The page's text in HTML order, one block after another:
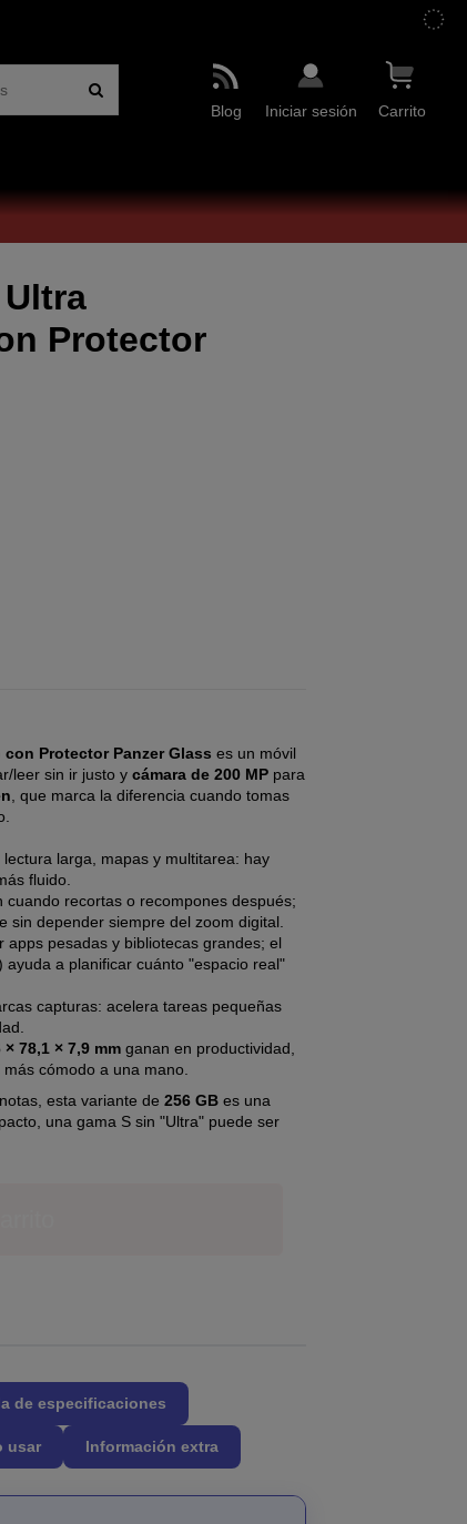
Blog Iniciar sesión Carrito
Protector
con Protector Panzer Glass es un móvil
leer sin ir justo y cámara de 200 MPpara
, que marca la diferencia cuando tomas
larga, mapas y multitarea: hay
fluido.
recortas o recompones después;
sin depender siempre del zoom digital.
apps pesadas y bibliotecas grandes; el
ayuda a planificar cuánto "espacio real"
capturas: acelera tareas pequeñas
× 78,1 × 7,9 mmganan en productividad,
cómodo a una mano.
esta variante de 256 GBes una
una gama S sin "Ultra" puede ser
de especificaciones
usar Información extra